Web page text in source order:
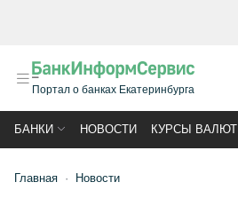
Портал о банках Екатеринбурга
БАНКИ НОВОСТИ КУРСЫ ВАЛЮТ
Главная Новости